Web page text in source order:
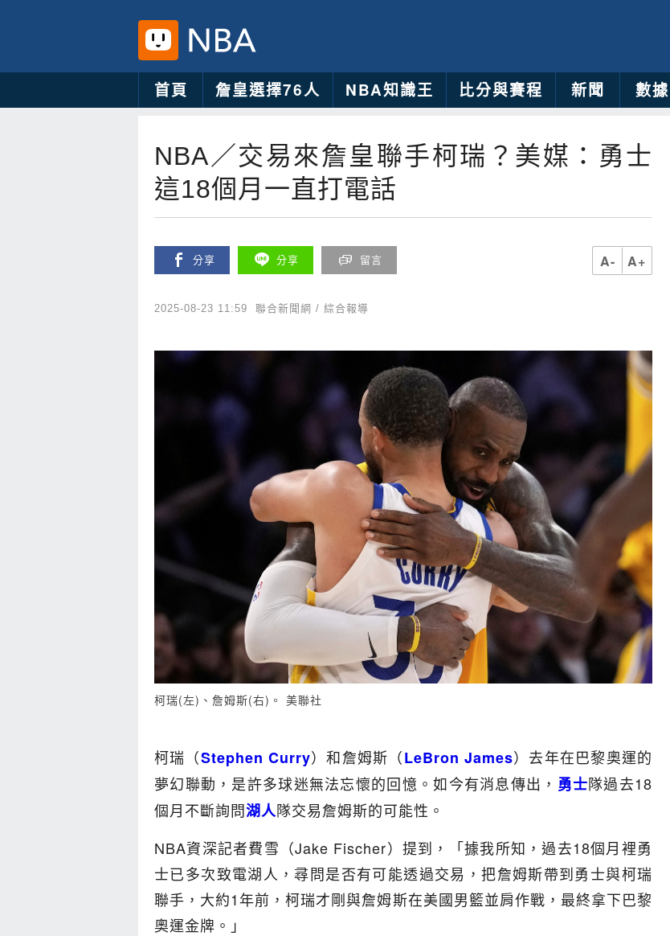
首頁 詹皇選擇76人 NBA知識王 比分與賽程 新聞 數據
NBA／交易來詹皇聯手柯瑞？美媒：勇士
這18個月一直打電話
分享 分享 留言 A- A+
2025-08-23 11:59 聯合新聞網 / 綜合報導
柯瑞(左)、詹姆斯(右)。 美聯社
柯瑞（Stephen Curry）和詹姆斯（LeBron James）去年在巴黎奧運的
夢幻聯動，是許多球迷無法忘懷的回憶。如今有消息傳出， 勇士隊過去18
個月不斷詢問湖人隊交易詹姆斯的可能性。
NBA資深記者費雪（Jake Fischer）提到，「據我所知，過去18個月裡勇
士已多次致電湖人，尋問是否有可能透過交易，把詹姆斯帶到勇士與柯瑞
聯手，大約1年前，柯瑞才剛與詹姆斯在美國男籃並肩作戰，最終拿下巴黎
奧運金牌。」